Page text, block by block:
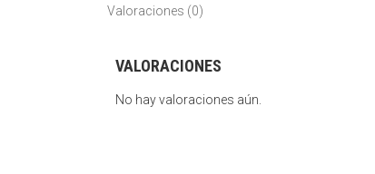
Valoraciones (0)
VALORACIONES
No hay valoraciones aún.